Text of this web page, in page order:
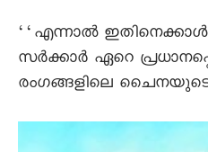
‘‘എന്നാൽ
സർക്കാർ ഏറെ
രംഗങ്ങളിലെ